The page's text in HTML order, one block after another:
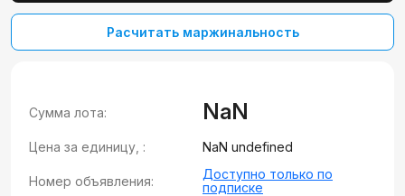
Расчитать маржинальность
Сумма лота: NaN
Цена за единицу, : NaN undefined
Номер объявления:
Доступно только по
подписке